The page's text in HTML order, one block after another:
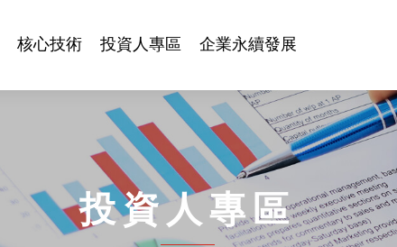
核心技術 投資人專區 企業永續發展
投資人專區